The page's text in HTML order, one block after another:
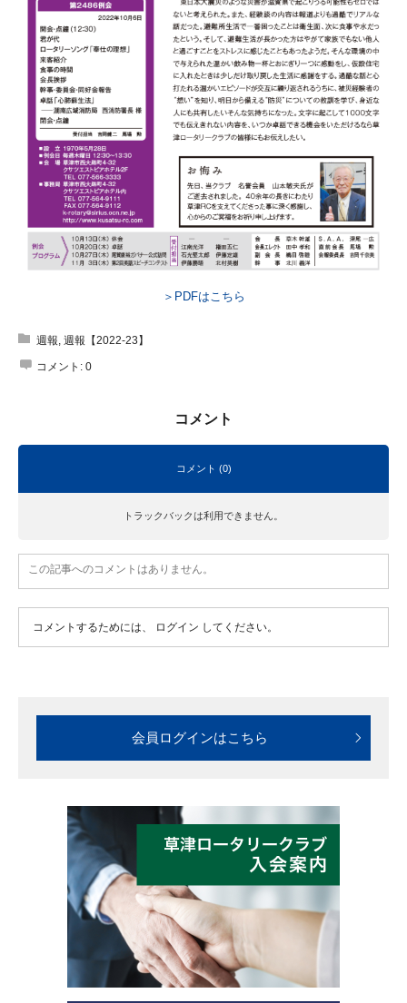
＞PDFはこちら
週報 週報【2022-23】
コメント: 0
コメント
コメント (0)
トラックバックは利用できません。
この記事へのコメントはありません。
コメントするためには、 ログイン してください。
会員ログインはこちら